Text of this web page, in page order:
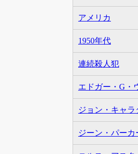
アメリカ
1950年代
連続殺人犯
エドガー・G・
ジョン・キャ
ジーン・パーカ